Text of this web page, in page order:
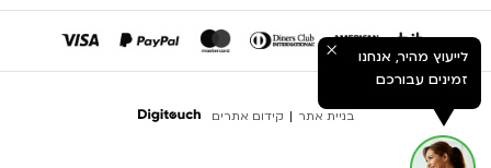
בניית אתר קידום אתרים
לייעוץ מהיר, אנחנו
זמינים עבורכם